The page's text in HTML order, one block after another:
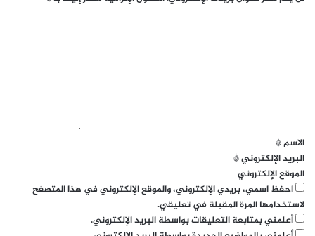
الاسم*
البريد الإلكتروني*
الموقع الإلكتروني
احفظ اسمي، بريدي الإلكتروني، والموقع الإلكتروني في هذا المتصفح
لاستخدامها المرة المقبلة في تعليقي.
أعلمني بمتابعة التعليقات بواسطة البريد الإلكتروني.